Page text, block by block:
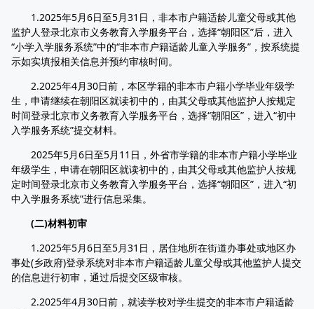
1.2025年5月6日至5月31日，非本市户籍适龄儿童父母或其他
监护人登录北京市义务教育入学服务平台，选择“朝阳区”后，进入
“小学入学服务系统”中的“非本市户籍适龄儿童入学服务”，按系统提
示如实填报相关信息并预约审核时间。
2.2025年4月30日前，本区学籍的非本市户籍小学毕业年级学
生，申请继续在朝阳区就读初中的，由其父母或其他监护人按规定
时间登录北京市义务教育入学服务平台，选择“朝阳区”，进入“初中
入学服务系统”提交材料。
2025年5月6日至5月11日，外省市学籍的非本市户籍小学毕业
年级学生，申请在朝阳区就读初中的，由其父母或其他监护人按规
定时间登录北京市义务教育入学服务平台，选择“朝阳区”，进入“初
中入学服务系统”进行信息采集。
(二)材料初审
1.2025年5月6日至5月31日，居住地所在街道办事处或地区办
事处(乡政府)登录系统对非本市户籍适龄儿童父母或其他监护人提交
的信息进行初审，通过后提交区级审核。
2.2025年4月30日前，就读学校对学生提交的非本市户籍适龄